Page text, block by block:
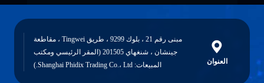
العنوان
مبنى رقم 21 ، بلوك 9299 ، طريق Tingwei ، مقاطعة
جينشان ، شنغهاي 201505 (المقر الرئيسي ومكتب
المبيعات: Shanghai Phidix Trading Co.، Ltd.)